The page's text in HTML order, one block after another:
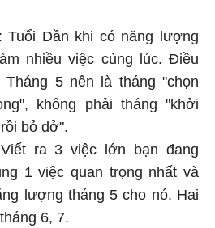
Tuổi Dần khi có năng lượng
nhiều việc cùng lúc. Điều
Tháng 5 nên là tháng "chọn
không phải tháng "khởi
bỏ dở".
ra 3 việc lớn bạn đang
1 việc quan trọng nhất và
lượng tháng 5 cho nó. Hai
6, 7.